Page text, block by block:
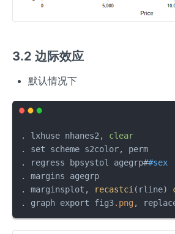
3.2 边际效应
默认情况下
. lxhuse nhanes2, clear
. set scheme s2color, perm
. regress bpsystol agegrp##sex
. margins agegrp
. marginsplot,
recastci (rline)
. graph export fig3.png ,